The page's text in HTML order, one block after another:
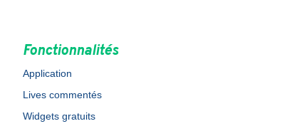
Fonctionnalités
Application
Lives commentés
Widgets gratuits